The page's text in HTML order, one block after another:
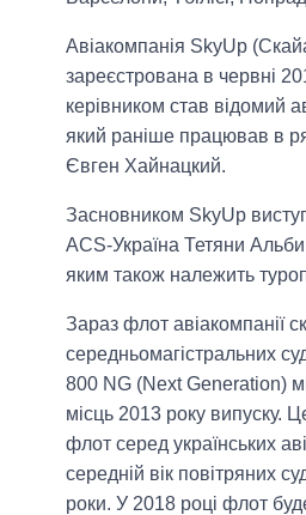
Авіакомпанія SkyUp
зареєстрована в червні
керівником став відомий
який раніше працював в
Євген Хайнацкий.
Засновником SkyUp
ACS-Україна Тетяни
яким також належить
Зараз флот авіакомпанії
середньомагістральних
800 NG (Neхt Generation)
місць 2013 року випуску.
флот серед українських
середній вік повітряних
роки. У 2018 році флот